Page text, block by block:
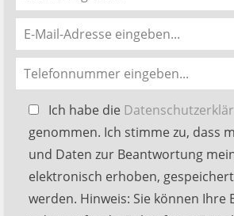
Bitte
lasse
dieses
Feld
leer.
Ich habe die
genommen. Ich stimme zu, dass
und Daten zur Beantwortung
elektronisch erhoben,
werden. Hinweis: Sie können Ihre